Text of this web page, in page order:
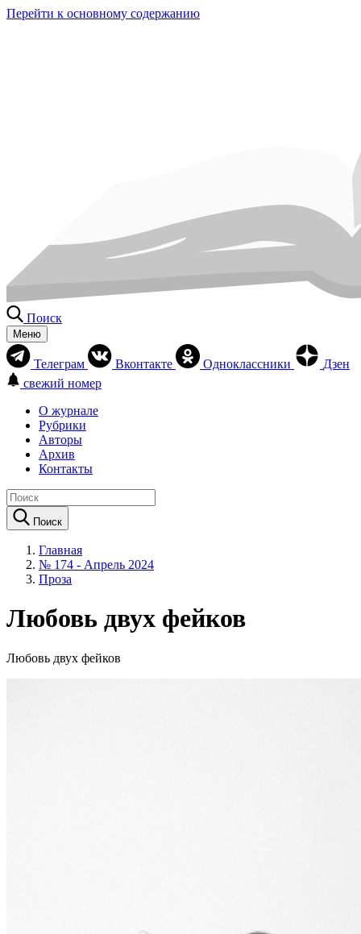
Перейти к основному содержанию
Поиск
Меню
Телеграм Вконтакте Одноклассники
Дзен
свежий номер
О журнале
Рубрики
Авторы
Архив
Контакты
Поиск
Главная
№ 174 - Апрель 2024
Проза
Любовь двух фейков
Любовь двух фейков